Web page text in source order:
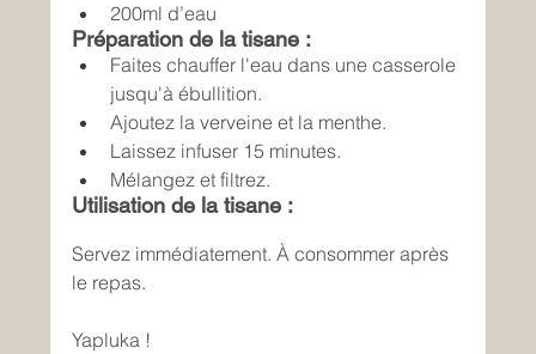
200ml d’eau
Préparation de la tisane :
Faites chauffer l'eau dans une casserole
jusqu'à ébullition.
Ajoutez la verveine et la menthe.
Laissez infuser 15 minutes.
Mélangez et filtrez.
Utilisation de la tisane :
Servez immédiatement. À consommer après
le repas.
Yapluka !